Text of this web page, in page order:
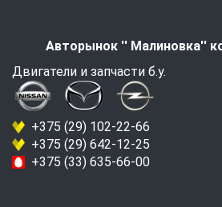
Авторынок '' Малиновка''
Двигатели и запчасти б.у.
+375 (29) 102-22-66
+375 (29) 642-12-25
+375 (33) 635-66-00